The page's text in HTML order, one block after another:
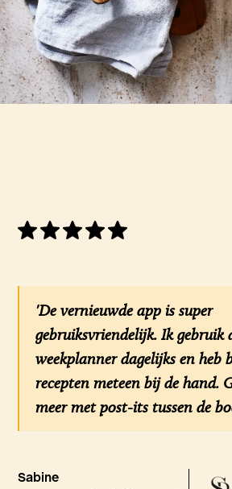
'De vernieuwde app is super
gebruiksvriendelijk. Ik gebruik
weekplanner dagelijks en heb
recepten meteen bij de hand.
meer met post-its tussen de
Sabine